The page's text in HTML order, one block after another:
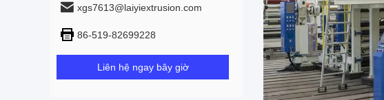
xgs7613@laiyiextrusion.com
86-519-82699228
Liên hệ ngay bây giờ